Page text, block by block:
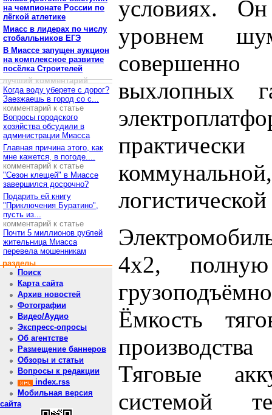
на чемпионате России по
лёгкой атлетике
Миасс в лидерах по числу
стобалльников ЕГЭ
В Миассе запущен аукцион
на комплексное развитие
посёлка Строителей
лучший комментарий
Когда воду уберете с дорог?
Заезжаешь в город со с...
комментарий к статье
Вопросы городского
хозяйства обсудили в
администрации Миасса
Главная причина этого, как
мне кажется, в погоде....
комментарий к статье
"Сезон клещей" в Миассе
завершился досрочно?
Подарить ей книгу
"Приключения Буратино",
пусть из...
комментарий к статье
Почти 5 миллионов рублей
жительница Миасса
перевела мошенникам
разделы
Поиск
Карта сайта
Архив новостей
Фотографии
Видео/Аудио
Экспресс-опросы
Об агентстве
Размещение баннеров
Обзоры и статьи
Вопросы к редакции
index.rss
Мобильная версия
сайта
условиях.
уровнем
выхлопных
4х2,
Ёмкость
Тяговые
системой